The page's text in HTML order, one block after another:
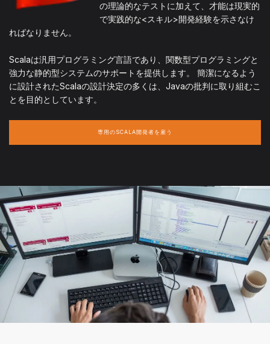
の理論的なテストに加えて、才能は現実的
で実践的な<スキル>開発経験を示さなけ
ればなりません。
Scalaは汎用プログラミング言語であり、関数型プログラミングと
強力な静的型システムのサポートを提供します。 簡潔になるよう
に設計されたScalaの設計決定の多くは、Javaの批判に取り組むこ
とを目的としています。
専用のSCALA開発者を雇う